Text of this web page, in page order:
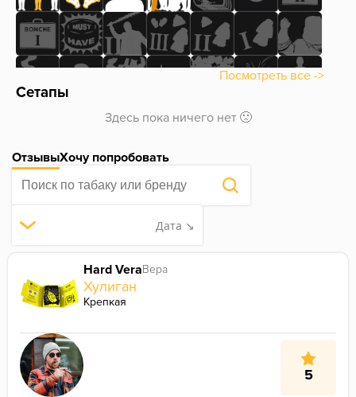
Посмотреть все ->
Сетапы
Здесь пока ничего нет 🙁
ОтзывыХочу попробовать
Дата ↘
Hard VeraВера
Хулиган
Крепкая
5